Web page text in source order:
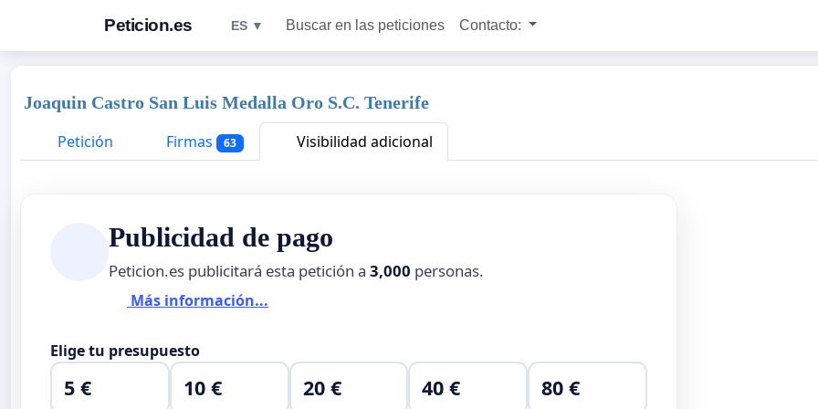
Peticion.es ES ▼ Buscar en las peticiones Contacto:
Joaquin Castro San Luis Medalla Oro S.C. Tenerife
Petición
Firmas 63 Visibilidad adicional
Publicidad de pago
Peticion.es publicitará esta petición a 3,000 personas.
Más información...
Elige tu presupuesto
5 € 10 € 20 € 40 € 80 €